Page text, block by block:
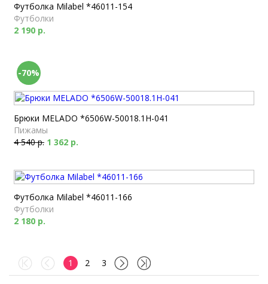
Футболка Milabel *46011-154
Футболки
2 190 р.
-70%
Брюки MELADO *6506W-50018.1H-041
Пижамы
4 540 р. 1 362 р.
Футболка Milabel *46011-166
Футболки
2 180 р.
1 2 3